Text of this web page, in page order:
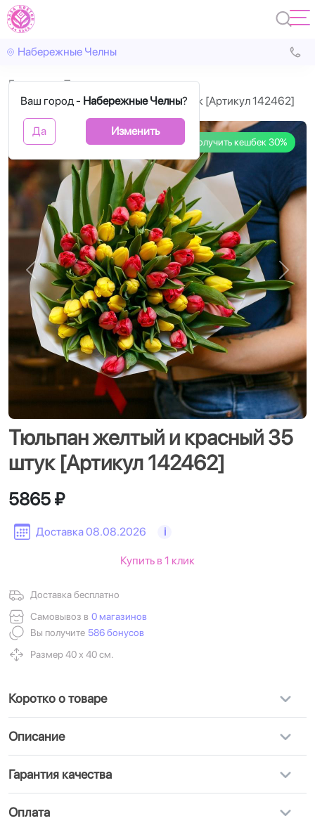
Набережные Челны
Ваш город - Набережные Челны?
Да Изменить
Главная
Тюльпаны
Тюльпан желтый и красный 35 штук [Артикул 142462]
Получить кешбек 30%
Назад
Тюльпан желтый и красный 35
штук [Артикул 142462]
Доставка 08.08.2026 i
5865 ₽
Доставка бесплатно
Самовывоз в 0 магазинов
Вы получите 586 бонусов
Размер 40 х 40 см.
Купить в 1 клик
Коротко о товаре
Описание
Гарантия качества
Оплата